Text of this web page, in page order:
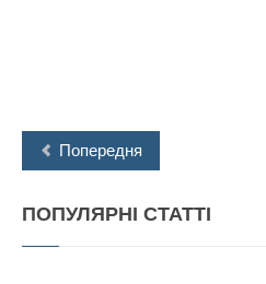
Попередня
ПОПУЛЯРНІ СТАТТІ